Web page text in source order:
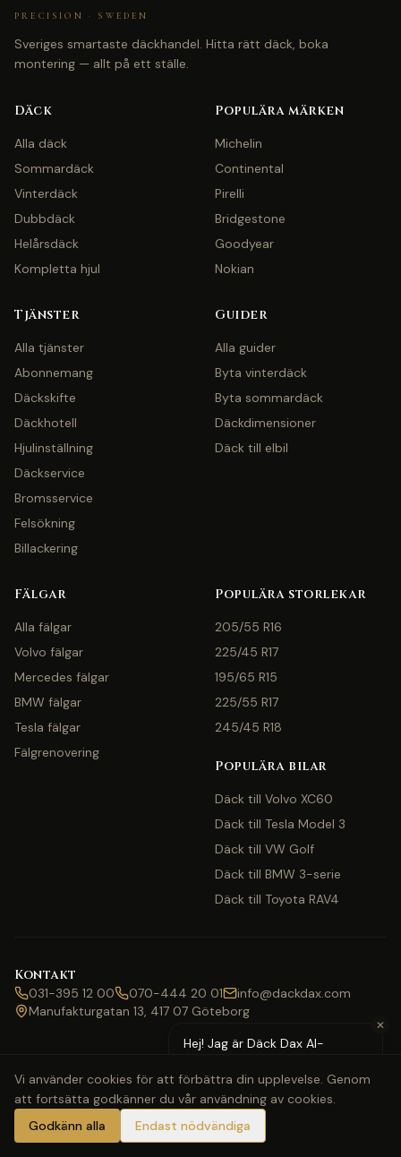
PRECISION · SWEDEN
Sveriges smartaste däckhandel. Hitta rätt däck, boka
montering — allt på ett ställe.
Däck
Alla däck
Sommardäck
Vinterdäck
Dubbdäck
Helårsdäck
Kompletta hjul
Populära märken
Michelin
Continental
Pirelli
Bridgestone
Goodyear
Nokian
Tjänster
Alla tjänster
Abonnemang
Däckskifte
Däckhotell
Hjulinställning
Däckservice
Bromsservice
Felsökning
Billackering
Guider
Alla guider
Byta vinterdäck
Byta sommardäck
Däckdimensioner
Däck till elbil
Fälgar
Alla fälgar
Volvo fälgar
Mercedes fälgar
BMW fälgar
Tesla fälgar
Fälgrenovering
Populära storlekar
205/55 R16
225/45 R17
195/65 R15
225/55 R17
245/45 R18
Populära bilar
Däck till Volvo XC60
Däck till Tesla Model 3
Däck till VW Golf
Däck till BMW 3-serie
Däck till Toyota RAV4
Kontakt
031-395 12 00 070-444 20 01
info@dackdax.com
Manufakturgatan 13, 417 07 Göteborg
©2026Däck Dax. Alla rättigheter förbehållna.
WebbkartaKlarnaSwishVisaMastercard
✕
Hej! Jag är Däck Dax AI-
med pris eller bokning?
Vi använder cookies för att förbättra din upplevelse. Genom
att fortsätta godkänner du vår användning av cookies.
Godkänn alla
Endast nödvändiga